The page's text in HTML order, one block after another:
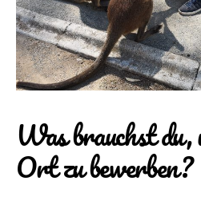
Was brauchst du,
Ort zu bewerben?